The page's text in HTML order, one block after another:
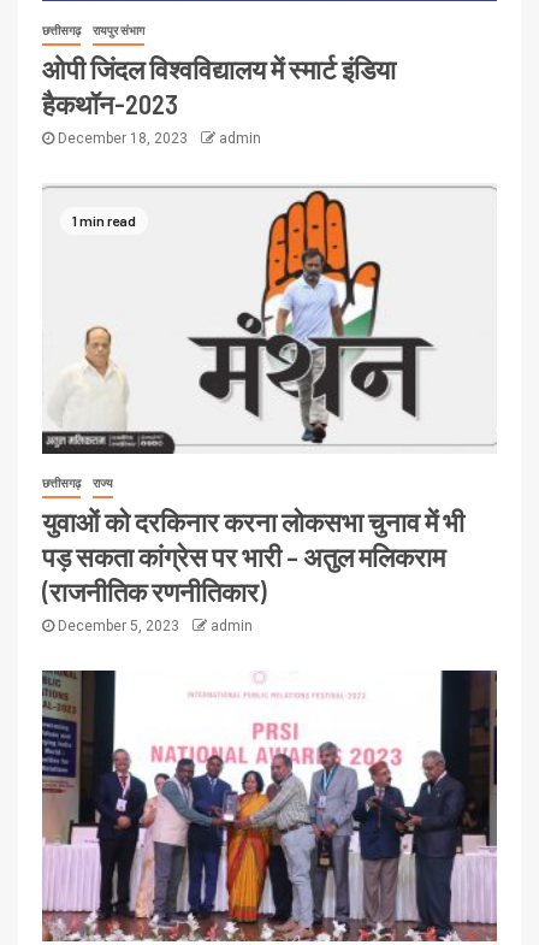
छत्तीसगढ़ रायपुर संभाग
ओपी जिंदल विश्वविद्यालय में स्मार्ट इंडिया
हैकथॉन-2023
December 18, 2023 admin
1 min read
छत्तीसगढ़ राज्य
युवाओं को दरकिनार करना लोकसभा चुनाव में भी
पड़ सकता कांग्रेस पर भारी – अतुल मलिकराम
(राजनीतिक रणनीतिकार)
December 5, 2023 admin